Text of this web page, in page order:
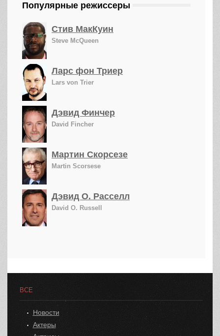
Популярные режиссеры
Стив МакКуин
Steve McQueen
Ларс фон Триер
Lars von Trier
Дэвид Финчер
David Fincher
Мартин Скорсезе
Martin Scorsese
Дэвид О. Расселл
David O. Russell
ВСЕ
Новости
Актеры